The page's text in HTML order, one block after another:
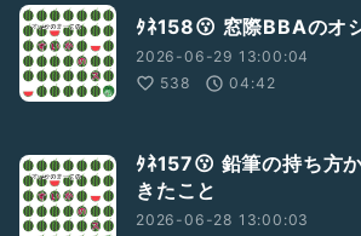
ﾀﾈ158😗 窓際BBAのオ
2026-06-29 13:00:04
538
04:42
ﾀﾈ157😗 鉛筆の持ち方
きたこと
2026-06-28 13:00:03